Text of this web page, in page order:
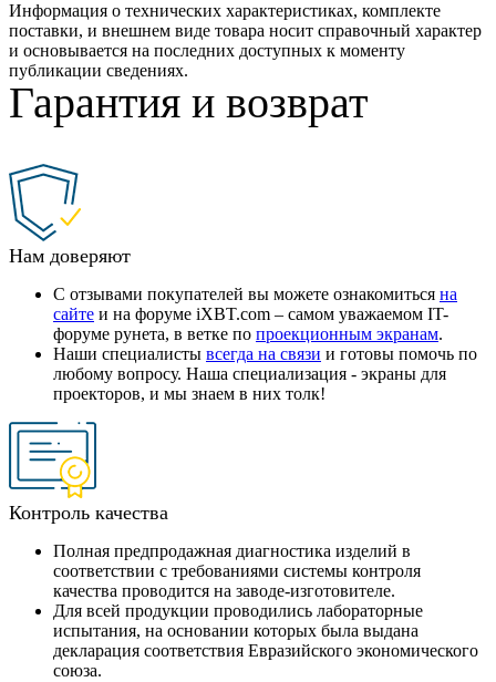
Информация о технических характеристиках, комплекте
поставки, и внешнем виде товара носит справочный характер
и основывается на последних доступных к моменту
публикации сведениях.
Гарантия и возврат
Нам доверяют
С отзывами покупателей вы можете ознакомиться на
сайте и на форуме iXBT.com – самом уважаемом IT-
форуме рунета, в ветке по проекционным экранам.
Наши специалисты всегда на связи и готовы помочь по
любому вопросу. Наша специализация - экраны для
проекторов, и мы знаем в них толк!
Контроль качества
Полная предпродажная диагностика изделий в
соответствии с требованиями системы контроля
качества проводится на заводе-изготовителе.
Для всей продукции проводились лабораторные
испытания, на основании которых была выдана
декларация соответствия Евразийского экономического
союза.